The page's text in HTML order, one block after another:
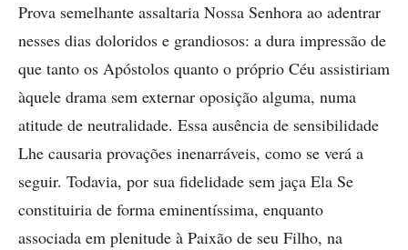
Prova semelhante assaltaria Nossa Senhora ao adentrar
nesses dias doloridos e grandiosos: a dura impressão de
que tanto os Apóstolos quanto o próprio Céu assistiriam
àquele drama sem externar oposição alguma, numa
atitude de neutralidade. Essa ausência de sensibilidade
Lhe causaria provações inenarráveis, como se verá a
seguir. Todavia, por sua fidelidade sem jaça Ela Se
constituiria de forma eminentíssima, enquanto
associada em plenitude à Paixão de seu Filho, na